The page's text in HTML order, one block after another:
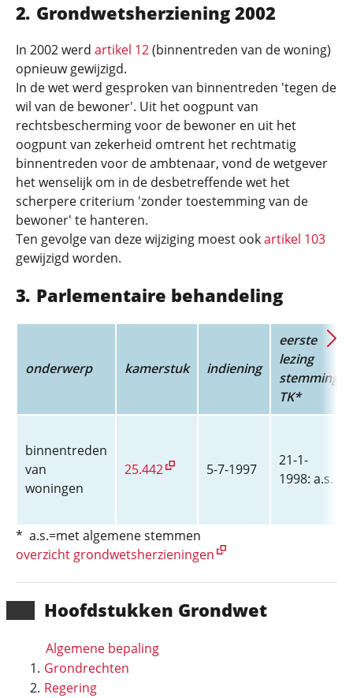
Hoofd­stukken Grondwet
Algemene bepaling
Grondrechten
Regering
Grondwetsherziening 2002
In 2002 werd artikel 12(binnentreden van de woning)
opnieuw gewijzigd.
In de wet werd gesproken van binnentreden 'tegen de
wil van de bewoner'. Uit het oogpunt van
rechtsbescherming voor de bewoner en uit het
oogpunt van zekerheid omtrent het rechtmatig
binnentreden voor de ambtenaar, vond de wetgever
het wenselijk om in de desbetreffende wet het
scherpere criterium 'zonder toestemming van de
bewoner' te hanteren.
Ten gevolge van deze wijziging moest ookartikel 103
gewijzigd worden.
Parlementaire behandeling
onderwerp kamerstuk indiening
eerste
lezing
stemming
TK*
binnentreden
van
woningen
25.442 5-7-1997
21-1-
1998: a.s.
* a.s.=met algemene stemmen
overzicht grondwetsherzieningen